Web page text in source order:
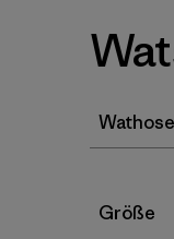
Filter by
Größe